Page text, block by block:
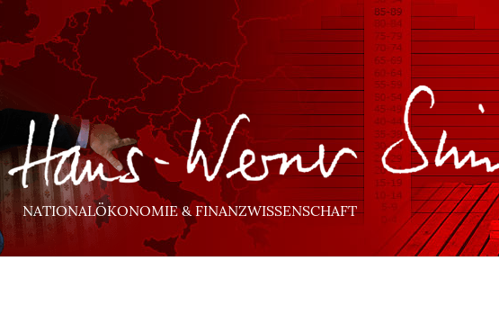
NATIONALÖKONOMIE & FINANZWISSENSCHAFT